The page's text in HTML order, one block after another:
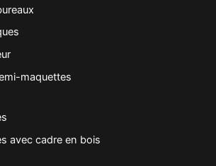
maquettes
avec cadre en bois